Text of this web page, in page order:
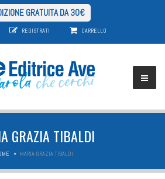
GRATUITA DA 30€
REGISTRATI CARRELLO
GRAZIA TIBALDI
MARIA GRAZIA TIBALDI